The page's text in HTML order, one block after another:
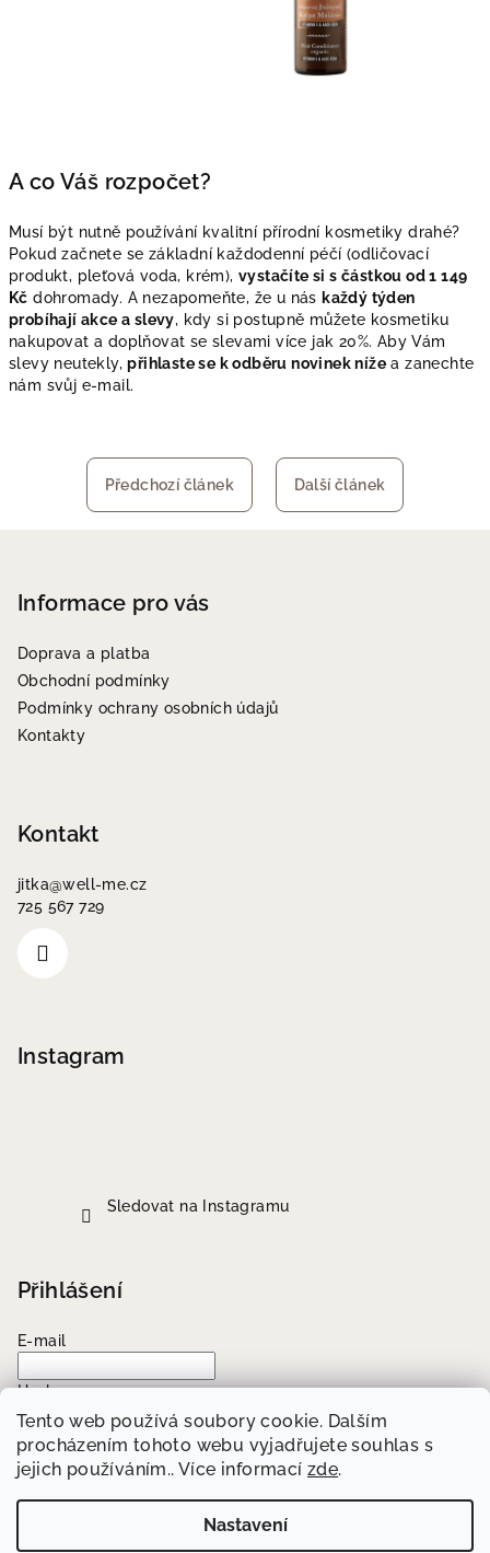
Tento web používá soubory cookie. Dalším
procházením tohoto webu vyjadřujete souhlas s
jejich používáním.. Více informací zde.
Nastavení
A co Váš rozpočet?
Musí být nutně používání kvalitní přírodní kosmetiky drahé?
Pokud začnete se základní každodenní péčí (odličovací
produkt, pleťová voda, krém), vystačíte si s částkou od 1 149
Kč dohromady. A nezapomeňte, že u nás každý týden
probíhají akce a slevy, kdy si postupně můžete kosmetiku
nakupovat a doplňovat se slevami více jak 20%. Aby Vám
slevy neutekly,přihlaste se k odběru novinek níže a zanechte
nám svůj e-mail.
Předchozí článek Další článek
Informace pro vás
Doprava a platba
Obchodní podmínky
Podmínky ochrany osobních údajů
Kontakty
Kontakt
jitka@well-me.cz
725 567 729
Instagram
Sledovat na Instagramu
Přihlášení
E-mail
Heslo
Přihlásit se
Nová registraceZapomenuté heslo